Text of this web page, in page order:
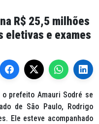
R$ 25,5 milhões
eletivas e exames
prefeito Amauri Sodré se
de São Paulo, Rodrigo
Ele esteve acompanhado